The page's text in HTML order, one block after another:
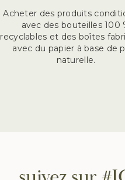
Acheter des produits
avec des bouteilles 100
recyclables et des boîtes
avec du papier à base de
naturelle.